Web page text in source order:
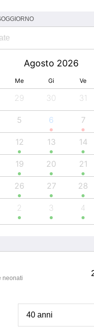
Agosto 2026
Me Gi Ve
29 30 31
5 6 7
12 13 14
19 20 21
26 27 28
2 3 4
neonati